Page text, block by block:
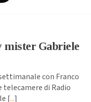
mister Gabriele
con Franco
telecamere di Radio
[...]